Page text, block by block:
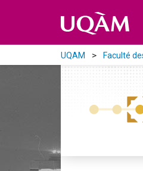
UQAM Faculté